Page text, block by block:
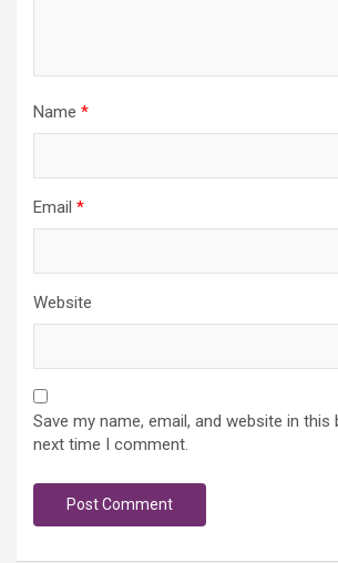
Name *
Email *
Website
Save my name, email, and website in
next time I comment.